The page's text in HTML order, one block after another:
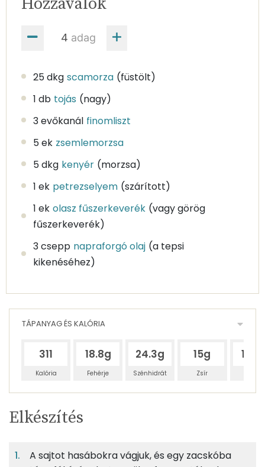
adag
25 dkg scamorza (füstölt)
1 db tojás (nagy)
3 evőkanál finomliszt
5 ek zsemlemorzsa
5 dkg kenyér (morzsa)
1 ek petrezselyem (szárított)
1 ek olasz fűszerkeverék (vagy görög
fűszerkeverék)
3 csepp napraforgó olaj (a tepsi
kikenéséhez)
TÁPANYAG ÉS KALÓRIA
311
Kalória
18.8g
Fehérje
24.3g
Szénhidrát
15g
Zsír
Egy
adagban
26%
32%
20%
TÁPANYAGTARTALOM
Egy
4
100
Elkészítés
A sajtot hasábokra vágjuk, és egy zacskóba